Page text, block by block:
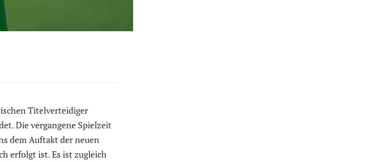
Titelverteidiger
Die vergangene Spielzeit
dem Auftakt der neuen
erfolgt ist. Es ist zugleich